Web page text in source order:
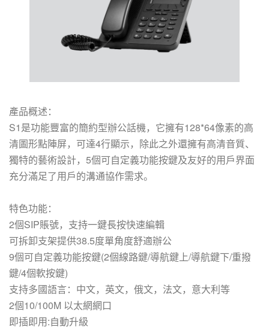
產品概述：
S1是功能豐富的簡約型辦公話機，它擁有128*64像素的高
清圖形點陣屏，可達4行顯示，除此之外還擁有高清音質、
獨特的藝術設計，5個可自定義功能按鍵及友好的用戶界面
充分滿足了用戶的溝通協作需求。
特色功能：
2個SIP賬號，支持一鍵長按快速編輯
可拆卸支架提供38.5度單角度舒適辦公
9個可自定義功能按鍵(2個線路鍵/導航鍵上/導航鍵下/重撥
鍵/4個軟按鍵)
支持多國語言：中文，英文，俄文，法文，意大利等
2個10/100M 以太網網口
即插即用:自動升級